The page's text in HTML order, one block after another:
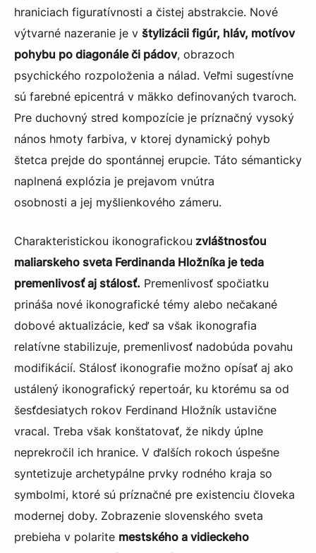
hraniciach figuratívnosti a čistej abstrakcie. Nové
výtvarné nazeranie je v štylizácii figúr, hláv, motívov
pohybu po diagonále či pádov, obrazoch
psychického rozpoloženia a nálad. Veľmi sugestívne
sú farebné epicentrá v mäkko definovaných tvaroch.
Pre duchovný stred kompozície je príznačný vysoký
nános hmoty farbiva, v ktorej dynamický pohyb
štetca prejde do spontánnej erupcie. Táto sémanticky
naplnená explózia je prejavom vnútra
osobnosti a jej myšlienkového zámeru.
Charakteristickou ikonografickou zvláštnosťou
maliarskeho sveta Ferdinanda Hložníka je teda
premenlivosť aj stálosť. Premenlivosť spočiatku
prináša nové ikonografické témy alebo nečakané
dobové aktualizácie, keď sa však ikonografia
relatívne stabilizuje, premenlivosť nadobúda povahu
modifikácií. Stálosť ikonografie možno opísať aj ako
ustálený ikonografický repertoár, ku ktorému sa od
šesťdesiatych rokov Ferdinand Hložník ustavične
vracal. Treba však konštatovať, že nikdy úplne
neprekročil ich hranice. V ďalších rokoch úspešne
syntetizuje archetypálne prvky rodného kraja so
symbolmi, ktoré sú príznačné pre existenciu človeka
modernej doby. Zobrazenie slovenského sveta
prebieha v polarite mestského a vidieckeho